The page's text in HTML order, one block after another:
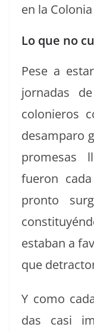
en la
Lo que no
Pese a
jor­nadas
colonieros
desam­paro
prome­sas
fueron
pron­to
esta­ban a
que
Y como
das casi